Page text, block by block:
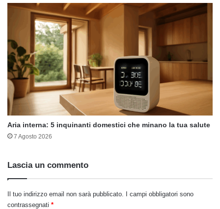
Aria interna: 5 inquinanti domestici che minano la tua salute
7 Agosto 2026
Lascia un commento
Il tuo indirizzo email non sarà pubblicato.
I campi obbligatori sono
contrassegnati *